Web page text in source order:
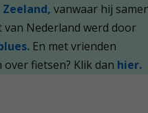
Zeeland, vanwaar hij
Nederland werd door
En met vrienden
fietsen? Klik dan hier.